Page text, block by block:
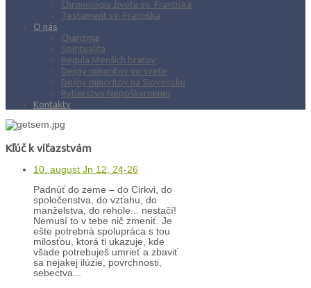
Chronológia života sv. Františka
Testament sv. Františka
O nás
Charizma
Spiritualita
Regula Menších bratov
Dejiny minoritov vo svete
Dejiny minoritov na Slovensku
Rytierstvo Nepoškvrnenej
Kontakty
Kľúč k víťazstvám
10. august Jn 12, 24-26
Padnúť do zeme – do Cirkvi, do
spoločenstva, do vzťahu, do
manželstva, do rehole... nestačí!
Nemusí to v tebe nič zmeniť. Je
ešte potrebná spolupráca s tou
milosťou, ktorá ti ukazuje, kde
všade potrebuješ umrieť a zbaviť
sa nejakej ilúzie, povrchnosti,
sebectva...